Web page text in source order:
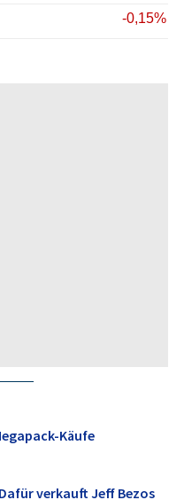
-0,15%
Käufe
verkauft Jeff Bezos